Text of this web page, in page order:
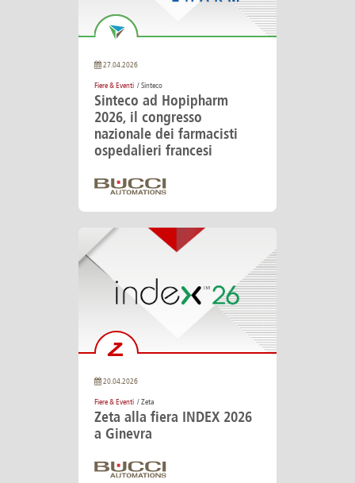
27.04.2026
Fiere & Eventi / Sinteco
Sinteco ad Hopipharm
2026, il congresso
nazionale dei farmacisti
ospedalieri francesi
20.04.2026
Fiere & Eventi / Zeta
Zeta alla fiera INDEX 2026
a Ginevra